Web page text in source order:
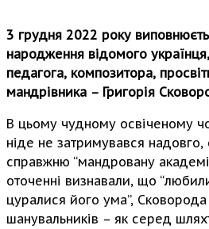
3 грудня 2022 року
народження відомого
педагога, композитора,
мандрівника – Григорія
В цьому чудному освіченому
ніде не затримувався
справжню “мандровану
оточенні визнавали, що
цуралися його ума”, Сковорода
шанувальників – як серед